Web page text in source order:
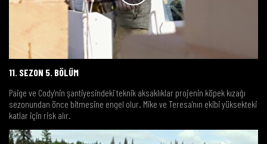
11. SEZON 5. BÖLÜM
Paige ve Cody'nin şantiyesindeki teknik aksaklıklar projenin köpek kızağı
sezonundan önce bitmesine engel olur. Mike ve Teresa'nın ekibi yüksekteki
katlar için risk alır.